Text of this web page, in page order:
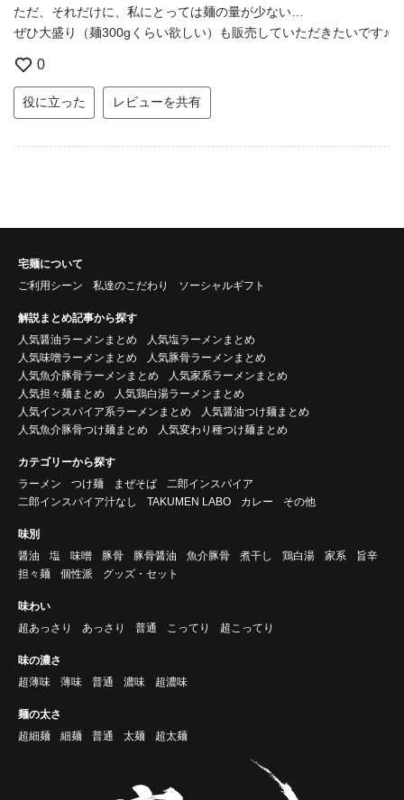
ただ、それだけに、私にとっては麺の量が少ない…
ぜひ大盛り（麺300gくらい欲しい）も販売していただきたいです♪
0
役に立った レビューを共有
宅麺について
ご利用シーン
私達のこだわり ソーシャルギフト
解説まとめ記事から探す
人気醤油ラーメンまとめ
人気塩ラーメンまとめ
人気味噌ラーメンまとめ
人気豚骨ラーメンまとめ
人気魚介豚骨ラーメンまとめ
人気家系ラーメンまとめ
人気担々麺まとめ
人気鶏白湯ラーメンまとめ
人気インスパイア系ラーメンまとめ
人気醤油つけ麺まとめ
人気魚介豚骨つけ麺まとめ
人気変わり種つけ麺まとめ
カテゴリーから探す
ラーメン
つけ麺 まぜそば
二郎インスパイア
二郎インスパイア汁なし
TAKUMEN LABO カレー その他
味別
醤油
塩 味噌 豚骨 豚骨醤油 魚介豚骨 煮干し 鶏白湯 家系
旨辛
担々麺
個性派 グッズ・セット
味わい
超あっさり
あっさり 普通 こってり 超こってり
味の濃さ
超薄味
薄味 普通 濃味 超濃味
麺の太さ
超細麺
細麺 普通 太麺 超太麺